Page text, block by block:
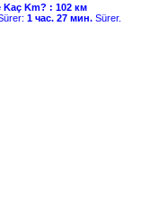
Kaç Km? :102 км
1 час. 27 мин. Sürer.